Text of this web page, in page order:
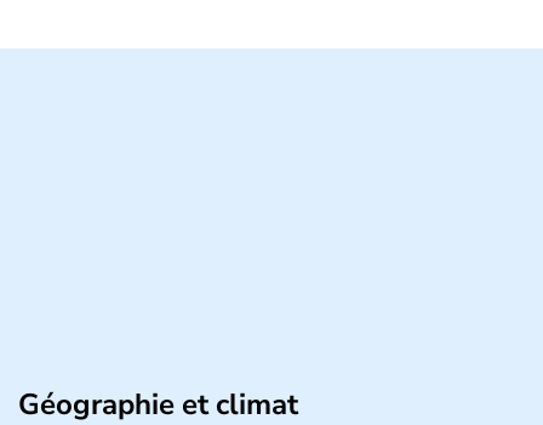
Géographie et climat